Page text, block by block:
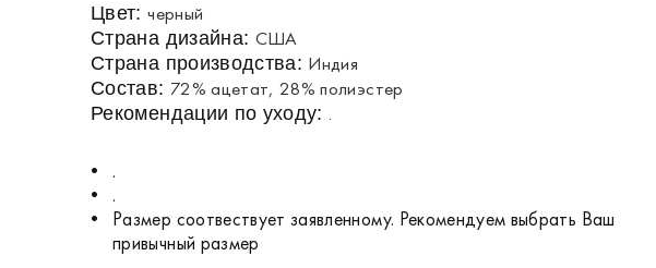
Цвет:черный
Страна дизайна: США
Страна производства: Индия
Состав: 72% ацетат, 28% полиэстер
Рекомендации по уходу: .
.
.
Размер соотвествует заявленному. Рекомендуем выбрать Ваш
привычный размер